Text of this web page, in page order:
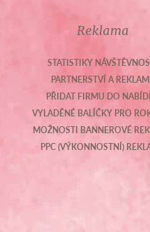
Reklama
STATISTIKY
PARTNERSTVÍ A
PŘIDAT FIRMU DO
VYLADĚNÉ BALÍČKY PRO
MOŽNOSTI BANNEROVÉ
PPC (VÝKONNOSTNÍ)